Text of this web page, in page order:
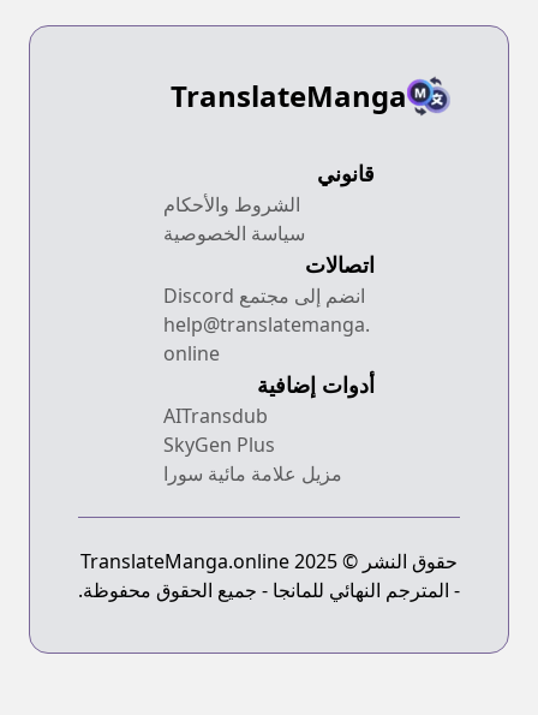
TranslateManga
قانوني
الشروط والأحكام
سياسة الخصوصية
اتصالات
انضم إلى مجتمع Discord
help@translatemanga.
online
أدوات إضافية
AITransdub
SkyGen Plus
مزيل علامة مائية سورا
حقوق النشر © 2025 TranslateManga.online
- المترجم النهائي للمانجا - جميع الحقوق محفوظة.